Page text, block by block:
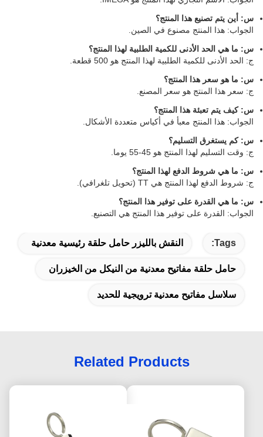
س: أين يتم تصنيع هذا المنتج؟
الجواب: هذا المنتج مصنوع في الصين.
س: ما هي الحد الأدنى للكمية الطلبية لهذا المنتج؟
ج: الحد الأدنى للكمية الطلبية لهذا المنتج هو 500 قطعة.
س: ما هو سعر هذا المنتج؟
ج: سعر هذا المنتج هو سعر المصنع.
س: كيف يتم تعبئة هذا المنتج؟
الجواب: هذا المنتج معبأ في أكياس متعددة الأشكال.
س: كم يستغرق التسليم؟
ج: وقت التسليم لهذا المنتج هو 45-55 يوما.
س: ما هي شروط الدفع لهذا المنتج؟
ج: شروط الدفع لهذا المنتج هي TT (تحويل تلغرافي).
س: ما هي القدرة على توفير هذا المنتج؟
الجواب: القدرة على توفير هذا المنتج هي التصنيع.
Tags: النقش بالليزر حامل حلقة رئيسية معدنية
حامل حلقة مفاتيح معدنية من النيكل من الخيزران
سلاسل مفاتيح معدنية ترويجية للحديد
Related Products